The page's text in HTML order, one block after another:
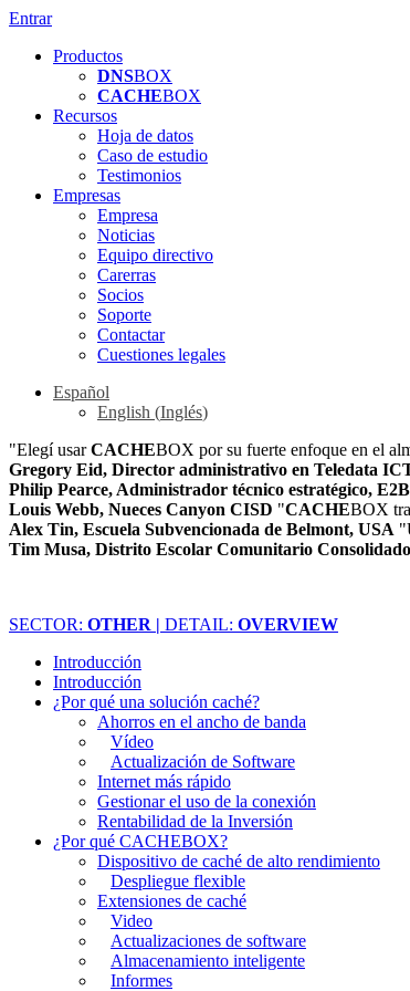
Entrar
Productos
DNSBOX
CACHEBOX
Recursos
Hoja de datos
Caso de estudio
Testimonios
Empresas
Empresa
Noticias
Equipo directivo
Carerras
Socios
Soporte
Contactar
Cuestiones legales
Español
English (Inglés)
"Elegí usarCACHEBOX por su fuerte enfoque en el
Gregory Eid, Director administrativo en Teledata
Philip Pearce, Administrador técnico estratégico,
Louis Webb, Nueces Canyon CISD "CACHEBOX
Alex Tin, Escuela Subvencionada de Belmont, USA
Tim Musa, Distrito Escolar Comunitario
SECTOR: OTHER | DETAIL: OVERVIEW
Introducción
Introducción
¿Por qué una solución caché?
Ahorros en el ancho de banda
Vídeo
Actualización de Software
Internet más rápido
Gestionar el uso de la conexión
Rentabilidad de la Inversión
¿Por qué CACHEBOX?
Dispositivo de caché de alto rendimiento
Despliegue flexible
Extensiones de caché
Video
Actualizaciones de software
Almacenamiento inteligente
Informes